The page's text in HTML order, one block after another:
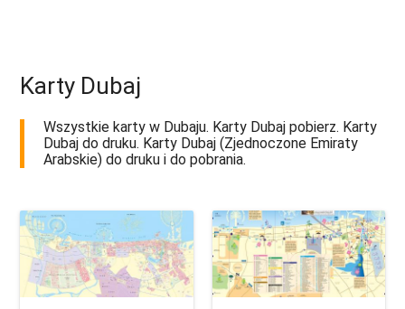
Karty Dubaj
Wszystkie karty w Dubaju. Karty Dubaj pobierz. Karty
Dubaj do druku. Karty Dubaj (Zjednoczone Emiraty
Arabskie) do druku i do pobrania.